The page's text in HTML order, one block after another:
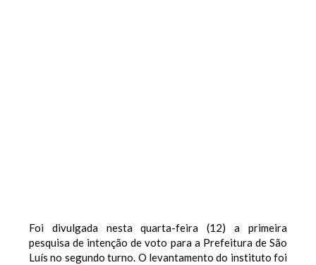
Foi divulgada nesta quarta-feira (12) a primeira
pesquisa de intenção de voto para a Prefeitura de São
Luís no segundo turno. O levantamento do instituto foi